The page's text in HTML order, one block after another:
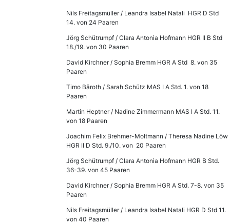
Nils Freitagsmüller / Leandra Isabel Natali HGR D Std
14. von 24 Paaren
Jörg Schütrumpf / Clara Antonia Hofmann HGR II B Std
18./19. von 30 Paaren
David Kirchner / Sophia Bremm HGR A Std 8. von 35
Paaren
Timo Bäroth / Sarah Schütz MAS I A Std. 1. von 18
Paaren
Martin Heptner / Nadine Zimmermann MAS I A Std. 11.
von 18 Paaren
Joachim Felix Brehmer-Moltmann / Theresa Nadine Löw
HGR II D Std. 9./10. von 20 Paaren
Jörg Schütrumpf / Clara Antonia Hofmann HGR B Std.
36-39. von 45 Paaren
David Kirchner / Sophia Bremm HGR A Std. 7-8. von 35
Paaren
Nils Freitagsmüller / Leandra Isabel Natali HGR D Std 11.
von 40 Paaren